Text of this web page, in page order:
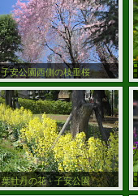
子安公園西側の枝垂桜
葉牡丹の花 - 子安公園